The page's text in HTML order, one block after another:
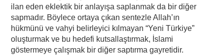
ilan eden eklektik bir anlayışa saplanmak da bir diğer
sapmadır. Böylece ortaya çıkan sentezle Allah’ın
hükmünü ve vahyi belirleyici kılmayan “Yeni Türkiye”
oluşturmak ve bu hedefi kutsallaştırmak, İslami
göstermeye çalışmak bir diğer saptırma gayretidir.